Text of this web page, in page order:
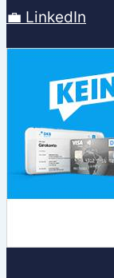
💼 LinkedIn